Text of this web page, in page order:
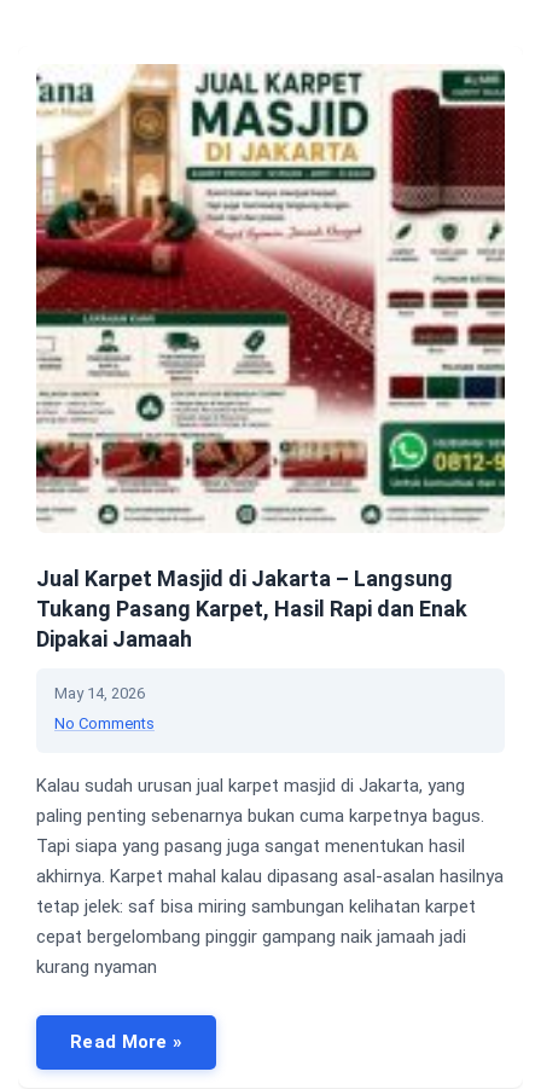
Jual Karpet Masjid di Jakarta – Langsung
Tukang Pasang Karpet, Hasil Rapi dan Enak
Dipakai Jamaah
May 14, 2026
No Comments
Kalau sudah urusan jual karpet masjid di Jakarta, yang
paling penting sebenarnya bukan cuma karpetnya bagus.
Tapi siapa yang pasang juga sangat menentukan hasil
akhirnya. Karpet mahal kalau dipasang asal-asalan hasilnya
tetap jelek: saf bisa miring sambungan kelihatan karpet
cepat bergelombang pinggir gampang naik jamaah jadi
kurang nyaman
Read More »